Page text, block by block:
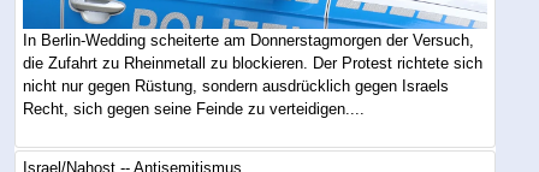
In Berlin-Wedding scheiterte am Donnerstagmorgen der Versuch,
die Zufahrt zu Rheinmetall zu blockieren. Der Protest richtete sich
nicht nur gegen Rüstung, sondern ausdrücklich gegen Israels
Recht, sich gegen seine Feinde zu verteidigen....
Israel/Nahost -- Antisemitismus